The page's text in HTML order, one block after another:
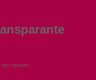
zijzeilen.